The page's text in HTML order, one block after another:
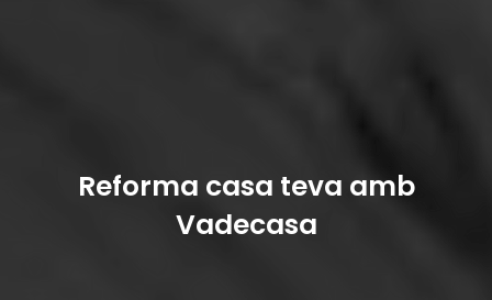
Reforma casa teva amb
Vadecasa